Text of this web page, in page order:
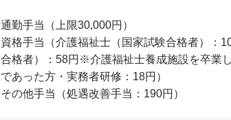
通勤手当（上限30,000円）
資格手当（介護福祉士（国家試験合格者）：
合格者）：58円※介護福祉士養成施設を卒業
であった方・実務者研修：18円）
その他手当（処遇改善手当：190円）